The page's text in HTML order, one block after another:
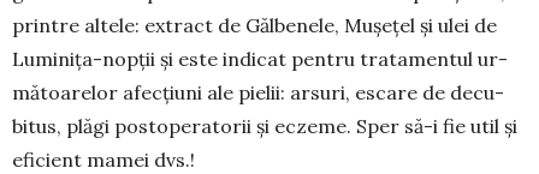
printre altele: ex­tract de Gălbe­nele, Mu­șețel și ulei de
Luminița-nopții și este indicat pen­tru tratamentul ur­
mătoarelor afecțiuni ale pielii: arsuri, escare de de­cu­
bitus, plăgi posto­pe­ratorii și eczeme. Sper să-i fie util și
eficient ma­mei dvs.!